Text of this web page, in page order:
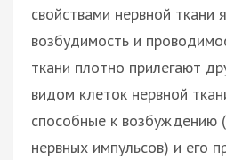
свойствами нервной ткани
возбудимость и
ткани плотно прилегают
видом клеток нервной
способные к возбуждению
нервных импульсов) и его